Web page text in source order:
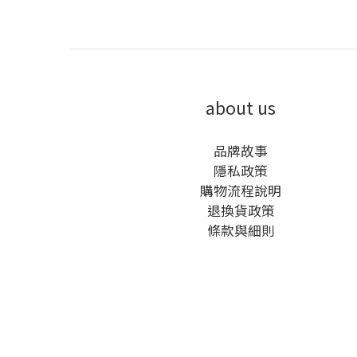
about us
品牌故事
隱私政策
購物流程說明
退換貨政策
條款與細則